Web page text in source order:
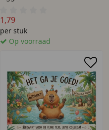
1,79
per stuk
Op voorraad